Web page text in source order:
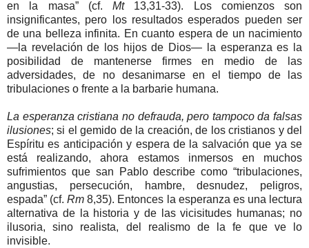
en la masa” (cf. Mt13,31-33). Los comienzos son
insignificantes, pero los resultados esperados pueden ser
de una belleza infinita. En cuanto espera de un nacimiento
—la revelación de los hijos de Dios— la esperanza es la
posibilidad de mantenerse firmes en medio de las
adversidades, de no desanimarse en el tiempo de las
tribulaciones o frente a la barbarie humana.
La esperanza cristiana no defrauda, pero tampoco da falsas
ilusiones; si el gemido de la creación, de los cristianos y del
Espíritu es anticipación y espera de la salvación que ya se
está realizando, ahora estamos inmersos en muchos
sufrimientos que san Pablo describe como “tribulaciones,
angustias, persecución, hambre, desnudez, peligros,
espada” (cf.Rm 8,35). Entonces la esperanza es una lectura
alternativa de la historia y de las vicisitudes humanas; no
ilusoria, sino realista, del realismo de la fe que ve lo
invisible.